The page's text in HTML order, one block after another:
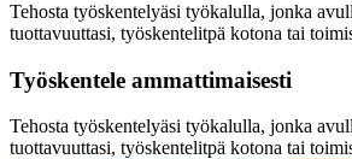
Tehosta työskentelyäsi työkalulla, jonka
tuottavuuttasi, työskentelitpä kotona tai
Työskentele ammattimaisesti
Tehosta työskentelyäsi työkalulla, jonka
tuottavuuttasi, työskentelitpä kotona tai